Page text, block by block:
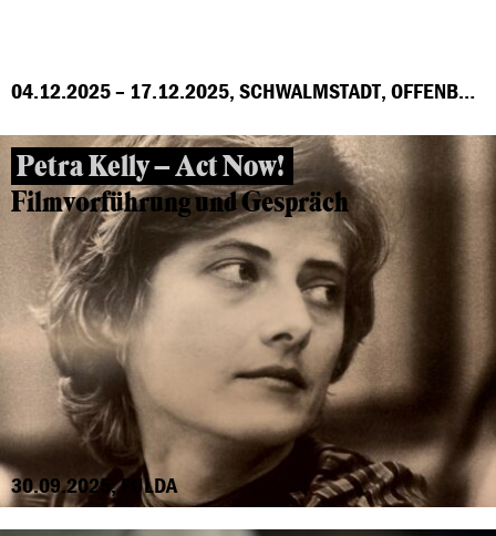
04.12.2025 – 17.12.2025, SCHWALMSTADT, OFFENBACH, MARBURG, FRANKFURT, GROSS-GERAU, HÖCHST
Petra Kelly – Act Now!
Filmvorführung und Gespräch
30.09.2025, FULDA